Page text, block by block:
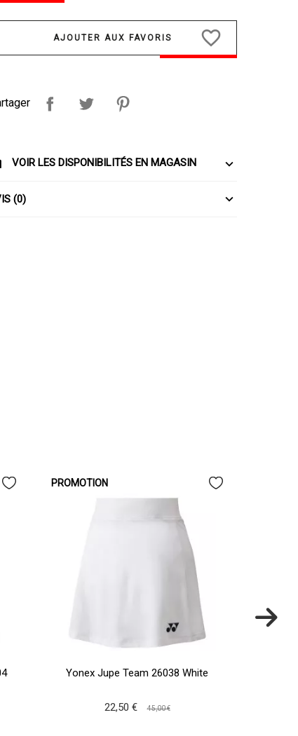
favorite_border
VOIR LES DISPONIBILITÉS EN MAGASIN
(0)
PROMOTION
Yonex Jupe Team 26038 White
22,50 € 45,00 €